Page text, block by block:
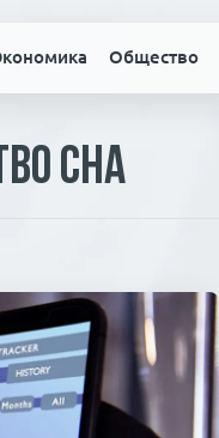
Общество
сна